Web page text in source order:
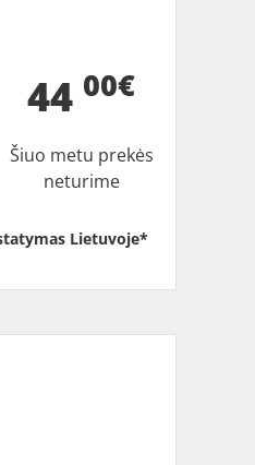
44 00€
Šiuo metu prekės
neturime
Lietuvoje*